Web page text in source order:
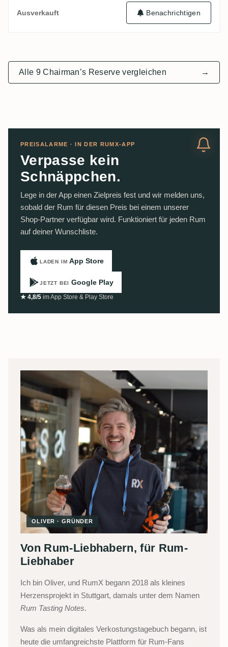
Ausverkauft Benachrichtigen
Alle 9 Chairman’s Reserve vergleichen →
PREISALARME · IN DER RUMX-APP
Verpasse kein
Schnäppchen.
Lege in der App einen Zielpreis fest und wir melden uns,
sobald der Rum für diesen Preis bei einem unserer
Shop-Partner verfügbar wird. Funktioniert für jeden Rum
auf deiner Wunschliste.
LADEN IM App Store
JETZT BEI Google Play
★ 4,8/5 im App Store & Play Store
OLIVER · GRÜNDER
Von Rum-Liebhabern, für Rum-
Liebhaber
Ich bin Oliver, und RumX begann 2018 als kleines
Herzensprojekt in Stuttgart, damals unter dem Namen
Rum Tasting Notes.
Was als mein digitales Verkostungstagebuch begann, ist
heute die umfangreichste Plattform für Rum-Fans